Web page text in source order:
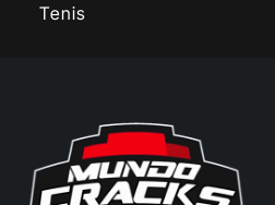
Tenis